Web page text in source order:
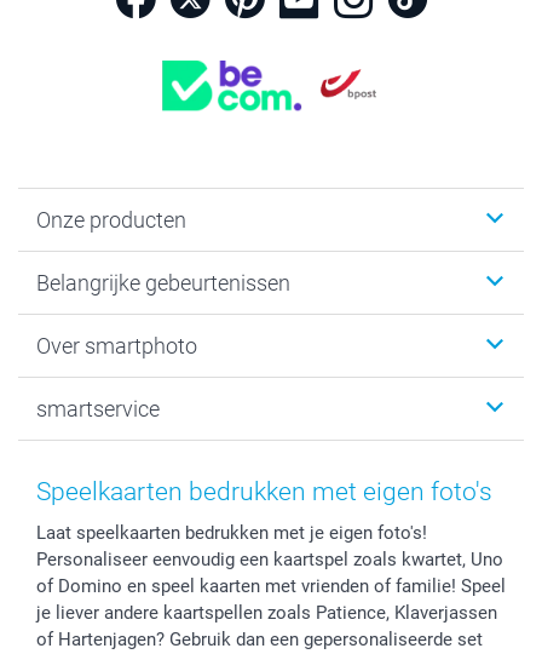
Onze producten
Fotogeschenken
Fotoprints, Fotoposter & Fotoalbum met fotoprints
MyNameBook
Stickers en Etiketten
Fotokalenders & Fotoagenda's
Belangrijke gebeurtenissen
Baby
Communie- en Lentefeest
Geschenken voor hem
Moederdag
Vaderdag
Verjaardag
Geboorte
Over smartphoto
Duurzaamheid
Voorwaarden
Klachtenregeling
Wettelijke garantie
Privacybeleid
Cookiebeleid
smartservice
smartgarantie
Betalingsmogelijkheden
Grote bestellingen
Levering
Mijn orderstatus
Speelkaarten bedrukken met eigen foto's
Laat speelkaarten bedrukken met je eigen foto's!
Personaliseer eenvoudig een kaartspel zoals kwartet, Uno
of Domino en speel kaarten met vrienden of familie! Speel
je liever andere kaartspellen zoals Patience, Klaverjassen
of Hartenjagen? Gebruik dan een gepersonaliseerde set